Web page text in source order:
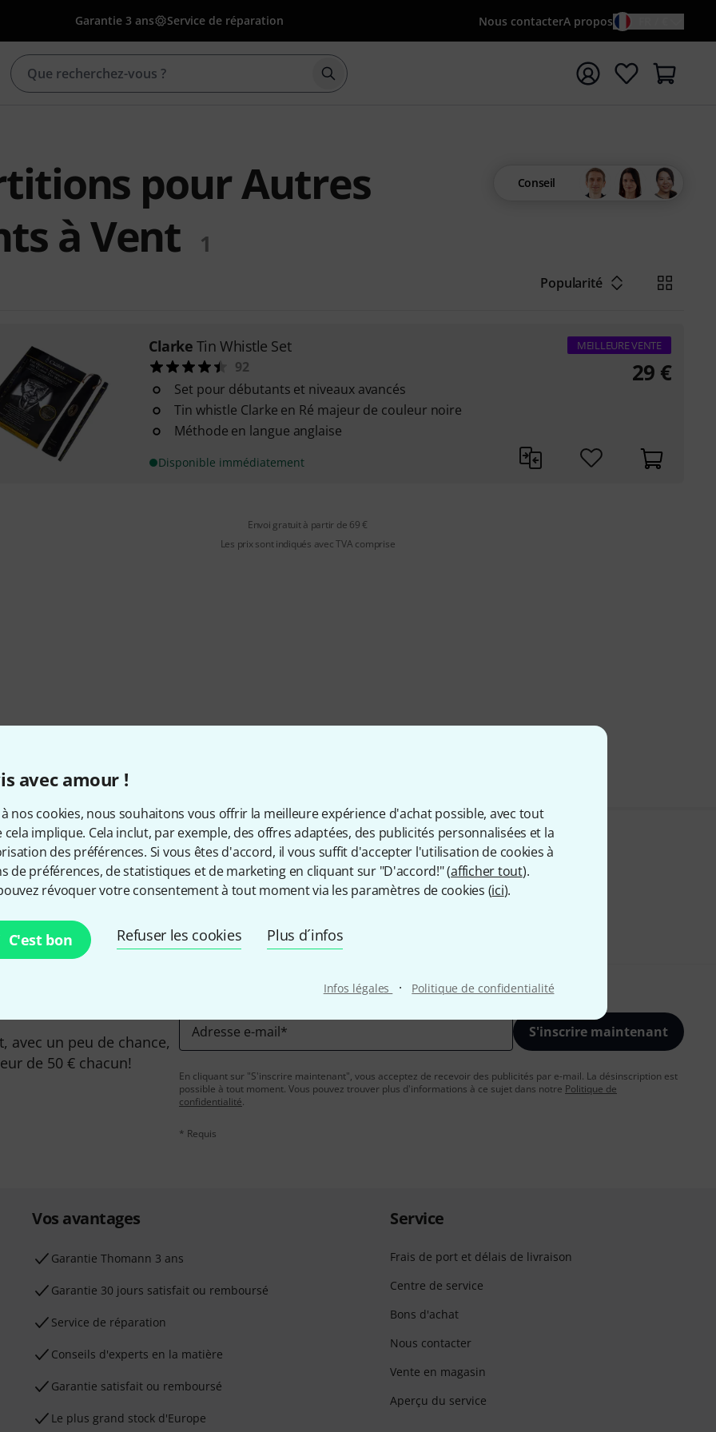
avec amour !
à nos cookies, nous souhaitons vous offrir la meilleure expérience d'achat possible, avec tout
cela implique. Cela inclut, par exemple, des offres adaptées, des publicités personnalisées et la
des préférences. Si vous êtes d'accord, il vous suffit d'accepter l'utilisation de cookies à
de préférences, de statistiques et de marketing en cliquant sur "D'accord!" (afficher tout).
révoquer votre consentement à tout moment via les paramètres de cookies (ici).
C'est bon Refuser les cookies Plus d´infos
Infos légales · Politique de confidentialité
Garantie 3 ans Service de réparation Nous contacterA propos
Démarrer la recherche avec le terme de recherche
pour Autres
à Vent
1
Conseil
Popularité
Clarke Tin Whistle Set
92
Set pour débutants et niveaux avancés
Tin whistle Clarke en Ré majeur de couleur noire
Méthode en langue anglaise
Disponible immédiatement
MEILLEURE VENTE
29 €
Envoi gratuit à partir de 69 €
Les prix sont indiqués avec TVA comprise
Aimez-vous ce que vous voyez ?
Partager Aide et commentaires
avec un peu de chance,
de 50 € chacun!
Adresse e-mail* S'inscrire maintenant
En cliquant sur "S'inscrire maintenant", vous acceptez de recevoir des publicités par e-mail. La désinscription est
possible à tout moment. Vous pouvez trouver plus d'informations à ce sujet dans notre Politique de
confidentialité.
* Requis
Vos avantages
Ga­ran­tie Thomann 3 ans
Garantie 30 jours satisfait ou remboursé
Service de réparation
Conseils d'experts en la matière
Garantie satisfait ou remboursé
Le plus grand stock d'Europe
Service
Frais de port et délais de livraison
Centre de service
Bons d'achat
Nous contacter
Vente en magasin
Aperçu du service